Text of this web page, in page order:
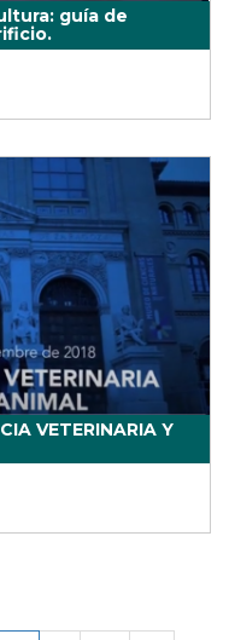
guía de
VETERINARIA Y